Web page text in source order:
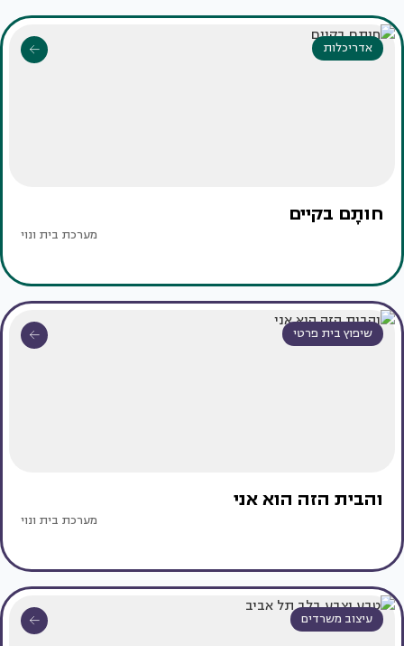
אדריכלות
חותָם בקיים
מערכת בית ונוי
שיפוץ בית פרטי
והבית הזה הוא אני
מערכת בית ונוי
עיצוב משרדים